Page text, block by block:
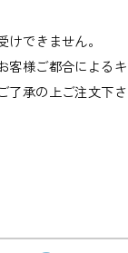
できません。
客様ご都合によるキ
了承の上ご注文下さ